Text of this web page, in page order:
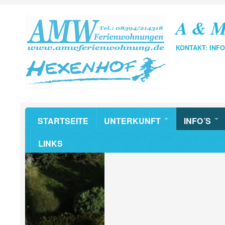
A &
KONTAKT:
STARTSEITE UNTERKUNFT
INFO´S
LINKS